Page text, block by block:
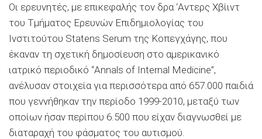
Οι ερευνητές, με επικεφαλής τον δρα ‘Αντερς Χβίιντ
του Τμήματος Ερευνών Επιδημιολογίας του
Ινστιτούτου Statens Serum της Κοπεγχάγης, που
έκαναν τη σχετική δημοσίευση στο αμερικανικό
ιατρικό περιοδικό “Annals of Internal Medicine”,
ανέλυσαν στοιχεία για περισσότερα από 657.000 παιδιά
που γεννήθηκαν την περίοδο 1999-2010, μεταξύ των
οποίων ήσαν περίπου 6.500 που είχαν διαγνωσθεί με
διαταραχή του φάσματος του αυτισμού.